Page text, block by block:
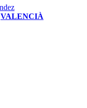
VALENCIÀ